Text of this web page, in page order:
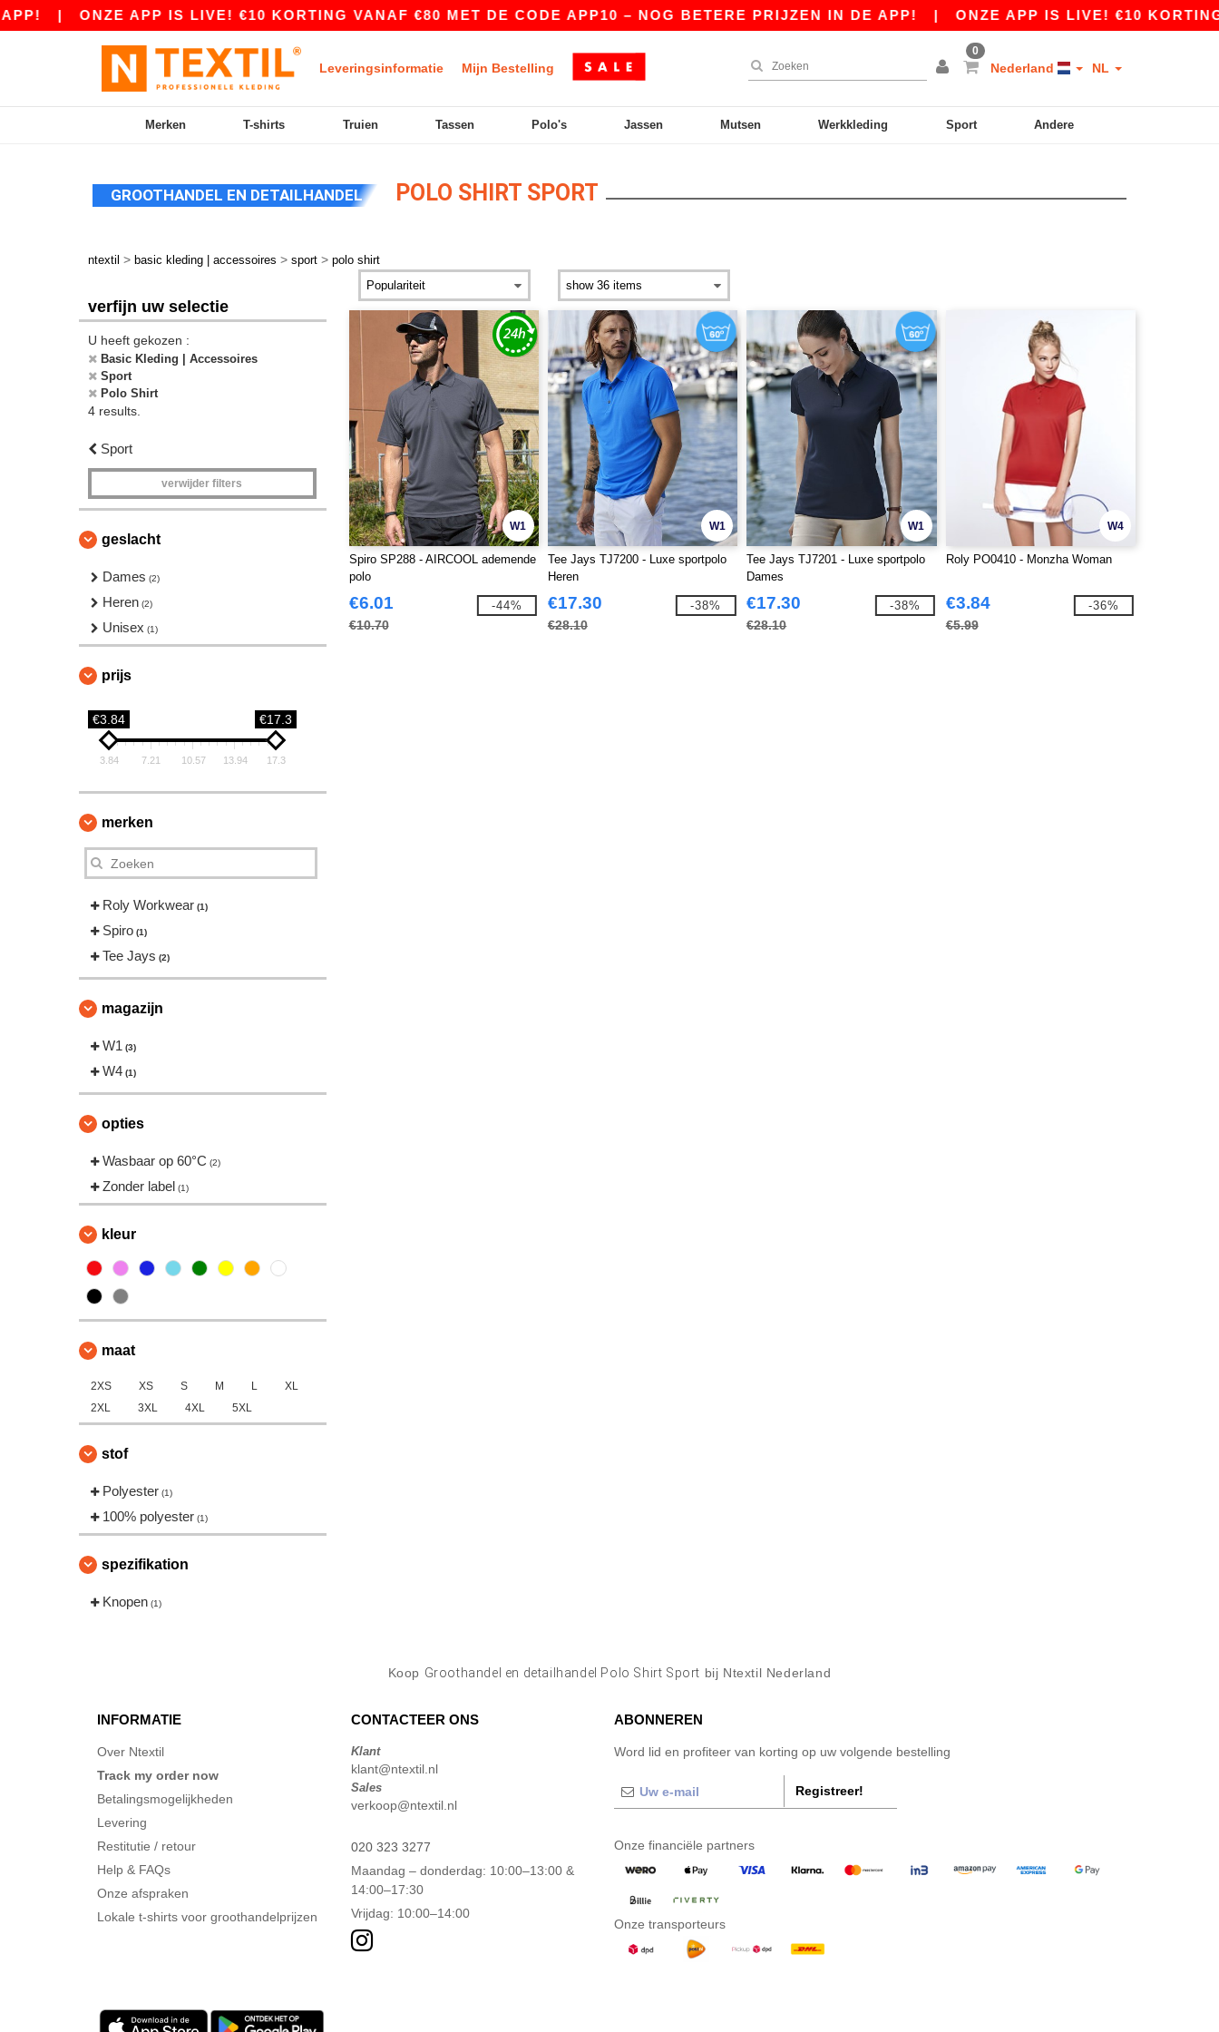
| ONZE APP IS LIVE! €10 KORTING VANAF €80 MET DE CODE APP10 – NOG BETERE PRIJZEN IN DE APP!| ONZE APP IS LIVE! €10 KORTING
Leveringsinformatie Mijn Bestelling
0
Nederland NL
Merken T-shirts Truien Tassen Polo's Jassen Mutsen Werkkleding Sport Andere
GROOTHANDEL EN DETAILHANDEL POLO SHIRT SPORT
ntextil > basic kleding | accessoires > sport > polo shirt
verfijn uw selectie
U heeft gekozen :
Basic Kleding | Accessoires
Sport
Polo Shirt
4 results.
Sport
verwijder filters
geslacht
Dames (2)
Heren (2)
Unisex (1)
prijs
€3.84 €17.3
3.84 7.21 10.57 13.94 17.3
merken
Roly Workwear (1)
Spiro (1)
Tee Jays (2)
magazijn
W1 (3)
W4 (1)
opties
Wasbaar op 60°C (2)
Zonder label (1)
kleur
maat
2XS XS S M L
XL
2XL
3XL 4XL 5XL
stof
Polyester (1)
100% polyester (1)
spezifikation
Knopen (1)
W1
Spiro SP288 - AIRCOOL ademende
polo
€6.01
€10.70
-44%
W1
Tee Jays TJ7200 - Luxe sportpolo
Heren
€17.30
€28.10
-38%
W1
Tee Jays TJ7201 - Luxe sportpolo
Dames
€17.30
€28.10
-38%
W4
Roly PO0410 - Monzha Woman
€3.84
€5.99
-36%
Koop Groothandel en detailhandel Polo Shirt Sport bij Ntextil Nederland
INFORMATIE
Over Ntextil
Track my order now
Betalingsmogelijkheden
Levering
Restitutie / retour
Help & FAQs
Onze afspraken
Lokale t-shirts voor groothandelprijzen
CONTACTEER ONS
Klant
klant@ntextil.nl
Sales
verkoop@ntextil.nl
020 323 3277
Maandag – donderdag: 10:00–13:00 &
14:00–17:30
Vrijdag: 10:00–14:00
ABONNEREN
Word lid en profiteer van korting op uw volgende bestelling
Registreer!
Onze financiële partners
Onze transporteurs